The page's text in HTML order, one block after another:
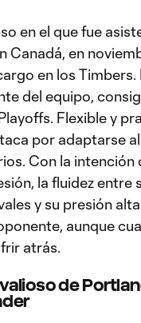
en el que fue
Canadá, en
en los Timbers.
del equipo,
Flexible y
por adaptarse
Con la intención
la fluidez entre
y su presión
aunque
atrás.
de